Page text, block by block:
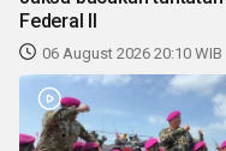
Federal II
06 August 2026 20:10 WIB